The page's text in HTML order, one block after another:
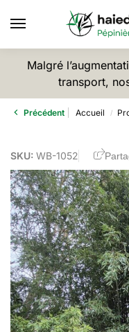
Malgré
transport,
Précédent Accueil /
SKU: WB-1052